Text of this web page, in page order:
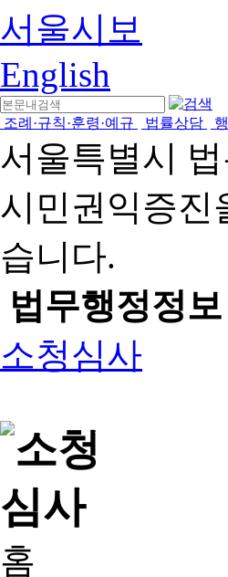
서울시보
English
조례·규칙·훈령·예규 법률상담
서울특별시
시민권익증진
습니다.
법무행정정보
소청심사
홈